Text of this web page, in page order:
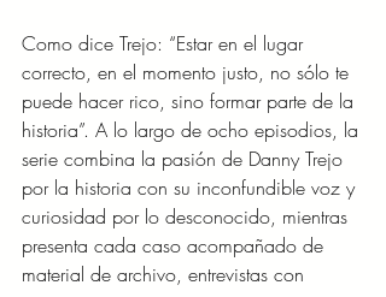
Como dice Trejo: “Estar en el lugar
correcto, en el momento justo, no sólo te
puede hacer rico, sino formar parte de la
historia”. A lo largo de ocho episodios, la
serie combina la pasión de Danny Trejo
por la historia con su inconfundible voz y
curiosidad por lo desconocido, mientras
presenta cada caso acompañado de
material de archivo, entrevistas con